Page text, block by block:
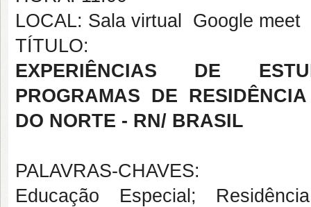
LOCAL: Sala virtual  Google meet
TÍTULO:
EXPERIÊNCIAS DE
PROGRAMAS DE
DO NORTE - RN/ BRASIL
PALAVRAS-CHAVES:
Educação Especial;